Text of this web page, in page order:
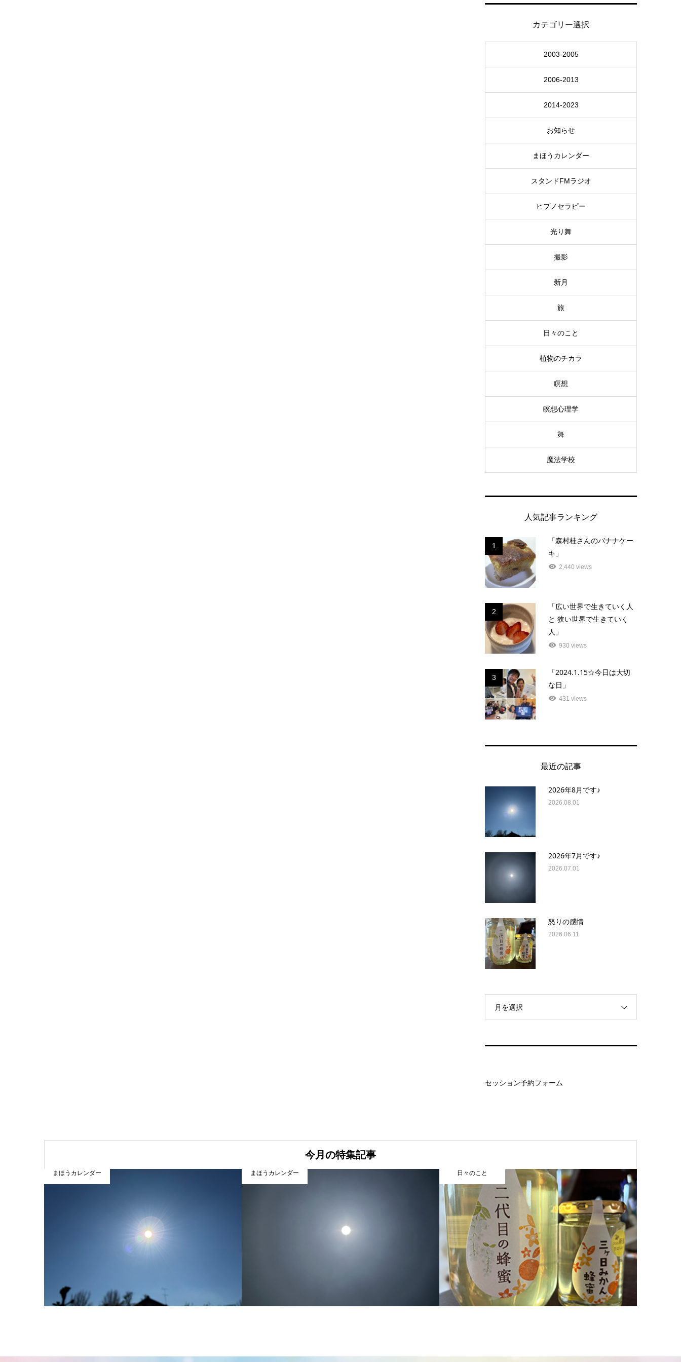
カテゴリー選択
2003-2005
2006-2013
2014-2023
お知らせ
まほうカレンダー
スタンドFMラジオ
ヒプノセラピー
光り舞
撮影
新月
旅
日々のこと
植物のチカラ
瞑想
瞑想心理学
舞
魔法学校
人気記事ランキング
1
「森村桂さんのバナナケー
キ」
2,440 views
2
「広い世界で生きていく人
と 狭い世界で生きていく
人」
930 views
3
「2024.1.15☆今日は大切
な日」
431 views
最近の記事
2026年8月です♪
2026.08.01
2026年7月です♪
2026.07.01
怒りの感情
2026.06.11
月を選択
セッション予約フォーム
今月の特集記事
まほうカレンダー まほうカレンダー 日々のこと